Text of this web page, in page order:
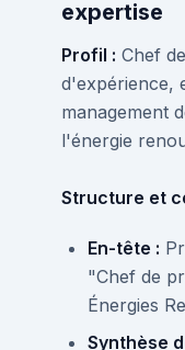
expertise
Profil : Chef
d'expérience,
management
l'énergie
Structure et
En-tête :
"Chef de
Énergies
Synthèse